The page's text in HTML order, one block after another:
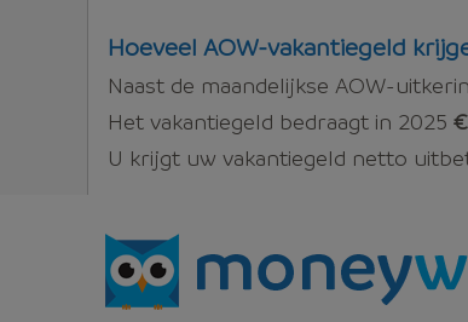
Hoeveel AOW-vakantiegeld
Naast de maandelijkse AOW-
Het vakantiegeld bedraagt in 2025
U krijgt uw vakantiegeld netto